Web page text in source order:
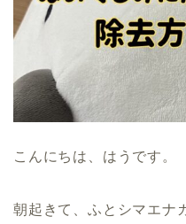
こんにちは、はうです。
朝起きて、ふとシマエナ